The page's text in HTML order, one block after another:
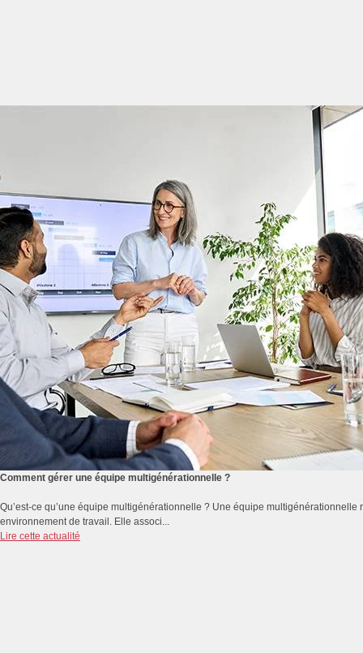
Comment gérer une équipe multigénérationnelle ?
Qu’est-ce qu’une équipe multigénérationnelle ? Une équipe
environnement de travail. Elle associ...
Lire cette actualité